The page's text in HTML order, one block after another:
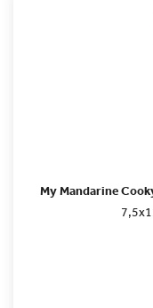
My Mandarine